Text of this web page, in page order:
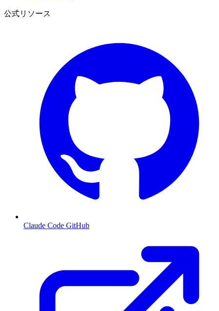
公式リソース
Claude Code GitHub